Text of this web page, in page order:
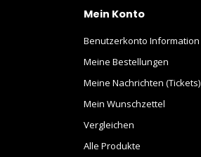
Mein Konto
Benutzerkonto Information
Meine Bestellungen
Meine Nachrichten (Tickets)
Mein Wunschzettel
Vergleichen
Alle Produkte